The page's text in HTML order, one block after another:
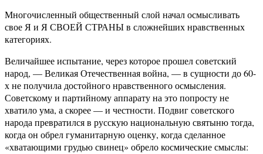
Многочисленный общественный слой начал осмысливать
свое Я и Я СВОЕЙ СТРАНЫ в сложнейших нравственных
категориях.
Величайшее испытание, через которое прошел советский
народ, — Великая Отечественная война, — в сущности до 60-
х не получила достойного нравственного осмысления.
Советскому и партийному аппарату на это попросту не
хватило ума, а скорее — и честности. Подвиг советского
народа превратился в русскую национальную святыню тогда,
когда он обрел гуманитарную оценку, когда сделанное
«хватающими грудью свинец» обрело космические смыслы: